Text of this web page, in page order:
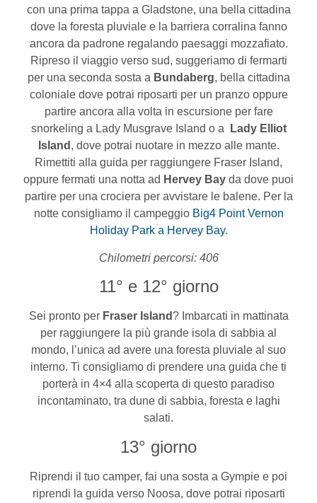
con una prima tappa a Gladstone, una bella cittadina
dove la foresta pluviale e la barriera corralina fanno
ancora da padrone regalando paesaggi mozzafiato.
Ripreso il viaggio verso sud, suggeriamo di fermarti
per una seconda sosta a Bundaberg, bella cittadina
coloniale dove potrai riposarti per un pranzo oppure
partire ancora alla volta in escursione per fare
snorkeling a Lady Musgrave Island o a
Lady Elliot
Island , dove potrai nuotare in mezzo alle mante.
Rimettiti alla guida per raggiungere Fraser Island,
oppure fermati una notta ad Hervey Bay da dove puoi
partire per una crociera per avvistare le balene. Per la
notte consigliamo il campeggio Big4 Point Vernon
Holiday Park a Hervey Bay.
Chilometri percorsi: 406
11° e 12° giorno
Sei pronto per Fraser Island? Imbarcati in mattinata
per raggiungere la più grande isola di sabbia al
mondo, l’unica ad avere una foresta pluviale al suo
interno. Ti consigliamo di prendere una guida che ti
porterà in 4×4 alla scoperta di questo paradiso
incontaminato, tra dune di sabbia, foresta e laghi
salati.
13° giorno
Riprendi il tuo camper, fai una sosta a Gympie e poi
riprendi la guida verso Noosa, dove potrai riposarti